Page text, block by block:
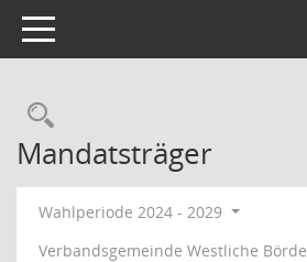
Toggle navigation
Rechercheauswahl
Mandatsträger
Wahlperiode 2024 - 2029
Verbandsgemeinde Westliche Börde